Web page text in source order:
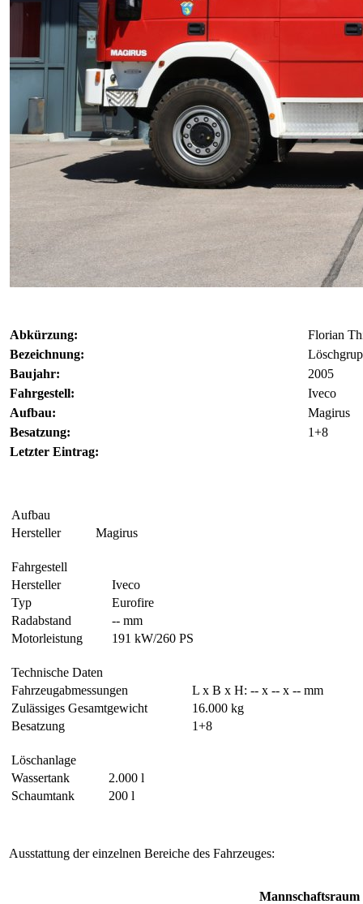
Abkürzung:
Florian
Bezeichnung:
Baujahr:
2005
Fahrgestell:
Iveco
Aufbau:
Magirus
Besatzung:
1+8
Letzter Eintrag:
Aufbau
Hersteller
Magirus
Fahrgestell
Hersteller
Iveco
Typ
Eurofire
Radabstand
-- mm
Motorleistung
191 kW/260 PS
Technische Daten
Fahrzeugabmessungen
L x B x H: -- x -- x -- mm
Zulässiges Gesamtgewicht
16.000 kg
Besatzung
1+8
Löschanlage
Wassertank
2.000 l
Schaumtank
200 l
Ausstattung der einzelnen Bereiche des Fahrzeuges:
Mannschaftsraum